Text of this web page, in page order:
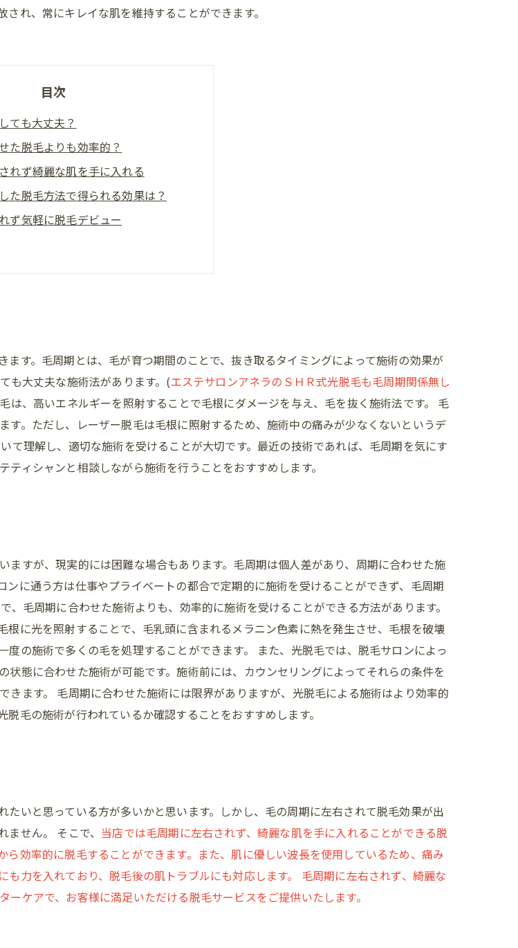
れ、常にキレイな肌を維持することができます。
目次
ても大丈夫？
た脱毛よりも効率的？
れず綺麗な肌を手に入れる
た脱毛方法で得られる効果は？
ず気軽に脱毛デビュー
す。毛周期とは、毛が育つ期間のことで、抜き取るタイミングによって施術の効果が
も大丈夫な施術法があります。(エステサロンアネラのＳＨＲ式光脱毛も毛周期関係無し
は、高いエネルギーを照射することで毛根にダメージを与え、毛を抜く施術法です。 毛
。ただし、レーザー脱毛は毛根に照射するため、施術中の痛みが少なくないというデ
て理解し、適切な施術を受けることが大切です。最近の技術であれば、毛周期を気にす
ィシャンと相談しながら施術を行うことをおすすめします。
すが、現実的には困難な場合もあります。毛周期は個人差があり、周期に合わせた施
に通う方は仕事やプライベートの都合で定期的に施術を受けることができず、毛周期
毛周期に合わせた施術よりも、効率的に施術を受けることができる方法があります。
に光を照射することで、毛乳頭に含まれるメラニン色素に熱を発生させ、毛根を破壊
の施術で多くの毛を処理することができます。 また、光脱毛では、脱毛サロンによっ
態に合わせた施術が可能です。施術前には、カウンセリングによってそれらの条件を
ます。 毛周期に合わせた施術には限界がありますが、光脱毛による施術はより効率的
毛の施術が行われているか確認することをおすすめします。
いと思っている方が多いかと思います。しかし、毛の周期に左右されて脱毛効果が出
せん。 そこで、 当店では毛周期に左右されず、綺麗な肌を手に入れることができる脱
効率的に脱毛することができます。また、肌に優しい波長を使用しているため、痛み
力を入れており、脱毛後の肌トラブルにも対応します。 毛周期に左右されず、綺麗な
ケアで、お客様に満足いただける脱毛サービスをご提供いたします。